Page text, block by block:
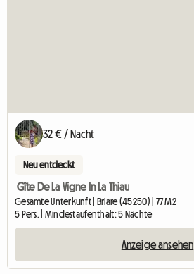
32 € / Nacht
Neu entdeckt
Gîte De La Vigne In La Thiau
Gesamte Unterkunft | Briare (45250) | 77 M2
5 Pers. | Mindestaufenthalt: 5 Nächte
Anzeige ansehen